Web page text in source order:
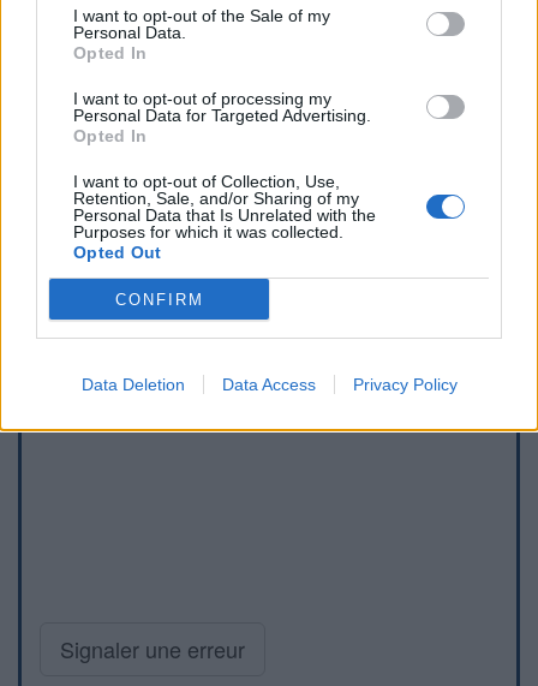
I want to opt-out of the Sale of my
Personal Data.
Opted In
I want to opt-out of processing my
Personal Data for Targeted Advertising.
Opted In
I want to opt-out of Collection, Use,
Retention, Sale, and/or Sharing of my
Personal Data that Is Unrelated with the
Purposes for which it was collected.
Opted Out
CONFIRM
Data Deletion Data Access Privacy Policy
Afficher la carte
Signaler une erreur